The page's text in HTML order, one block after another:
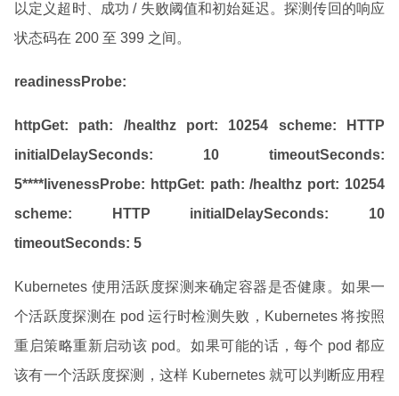
以定义超时、成功 / 失败阈值和初始延迟。探测传回的响应
状态码在 200 至 399 之间。
readinessProbe:
httpGet: path: /healthz port: 10254
scheme: HTTP
initialDelaySeconds: 10
timeoutSeconds:
5****livenessProbe: httpGet: path: /healthz port: 10254
scheme: HTTP
initialDelaySeconds: 10
timeoutSeconds: 5
Kubernetes 使用活跃度探测来确定容器是否健康。如果一
个活跃度探测在 pod 运行时检测失败，Kubernetes 将按照
重启策略重新启动该 pod。如果可能的话，每个 pod 都应
该有一个活跃度探测，这样 Kubernetes 就可以判断应用程